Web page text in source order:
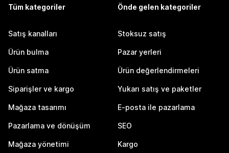
Tüm kategoriler
Satış kanalları
Ürün bulma
Ürün satma
Siparişler ve kargo
Mağaza tasarımı
Pazarlama ve dönüşüm
Mağaza yönetimi
Önde gelen kategoriler
Stoksuz satış
Pazar yerleri
Ürün değerlendirmeleri
Yukarı satış ve paketler
E-posta ile pazarlama
SEO
Kargo